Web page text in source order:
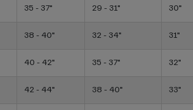
35 - 37" 29 - 31" 30"
38 - 40" 32 - 34" 31"
40 - 42" 35 - 37" 32"
42 - 44" 38 - 40" 33"